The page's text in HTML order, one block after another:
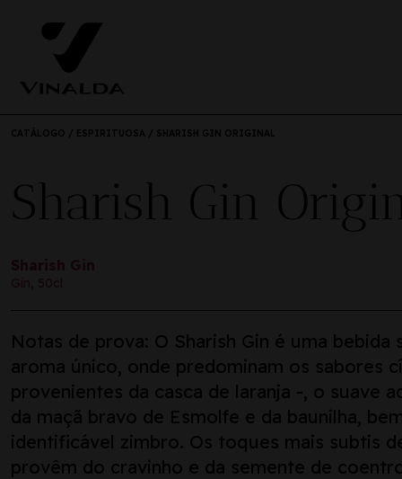
CATÁLOGO / ESPIRITUOSA / SHARISH GIN ORIGINAL
Sharish Gin
Notas de prova: O Sharish Gin é uma bebida
aroma único, onde predominam os sabores
provenientes da casca de laranja -, o suave
da maçã bravo de Esmolfe e da baunilha,
identificável zimbro. Os toques mais subtis
provêm do cravinho e da semente de